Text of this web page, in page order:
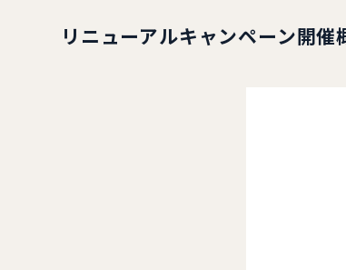
リニューアルキャンペーン開催